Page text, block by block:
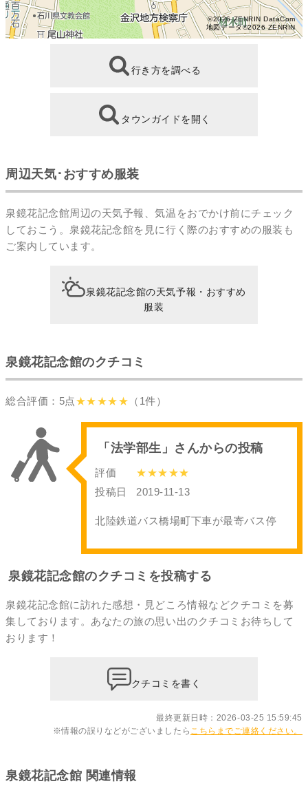
©2026 ZENRIN DataCom
地図データ©2026 ZENRIN
行き方を調べる
タウンガイドを開く
周辺天気･おすすめ服装
泉鏡花記念館周辺の天気予報、気温をおでかけ前にチェック
しておこう。泉鏡花記念館を見に行く際のおすすめの服装も
ご案内しています。
泉鏡花記念館の天気予報・おすすめ
服装
泉鏡花記念館のクチコミ
総合評価：5点★★★★★ （1件）
「法学部生」さんからの投稿
評価
★★★★★
投稿日
2019-11-13
北陸鉄道バス橋場町下車が最寄バス停
泉鏡花記念館のクチコミを投稿する
泉鏡花記念館に訪れた感想・見どころ情報などクチコミを募
集しております。あなたの旅の思い出のクチコミ お待ちして
おります！
クチコミを書く
最終更新日時：2026-03-25 15:59:45
※情報の誤りなどがございましたら こちらまでご連絡ください。
泉鏡花記念館 関連情報